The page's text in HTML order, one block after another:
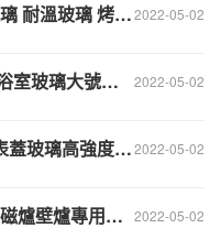
2022-05-02
璃 烤爐壁爐玻璃
2022-05-02
術水紋玻璃批發
2022-05-02
度玻璃廠家直供
2022-05-02
用黑晶玻璃面板